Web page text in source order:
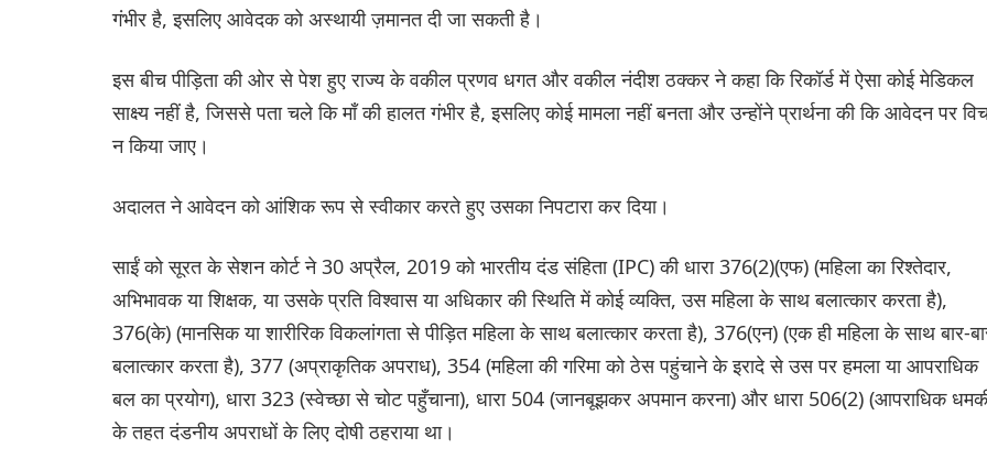
गंभीर है, इसलिए आवेदक को अस्थायी ज़मानत दी जा सकती है।
इस बीच पीड़िता की ओर से पेश हुए राज्य के वकील प्रणव धगत और वकील नंदीश ठक्कर ने कहा कि रिकॉर्ड में ऐसा कोई मेडिकल
साक्ष्य नहीं है, जिससे पता चले कि माँ की हालत गंभीर है, इसलिए कोई मामला नहीं बनता और उन्होंने प्रार्थना की कि आवेदन पर
न किया जाए।
अदालत ने आवेदन को आंशिक रूप से स्वीकार करते हुए उसका निपटारा कर दिया।
साईं को सूरत के सेशन कोर्ट ने 30 अप्रैल, 2019 को भारतीय दंड संहिता (IPC) की धारा 376(2)(एफ) (महिला का रिश्तेदार,
अभिभावक या शिक्षक, या उसके प्रति विश्वास या अधिकार की स्थिति में कोई व्यक्ति, उस महिला के साथ बलात्कार करता है),
376(के) (मानसिक या शारीरिक विकलांगता से पीड़ित महिला के साथ बलात्कार करता है), 376(एन) (एक ही महिला के साथ बार-
बलात्कार करता है), 377 (अप्राकृतिक अपराध), 354 (महिला की गरिमा को ठेस पहुंचाने के इरादे से उस पर हमला या आपराधिक
बल का प्रयोग), धारा 323 (स्वेच्छा से चोट पहुँचाना), धारा 504 (जानबूझकर अपमान करना) और धारा 506(2) (आपराधिक
के तहत दंडनीय अपराधों के लिए दोषी ठहराया था।